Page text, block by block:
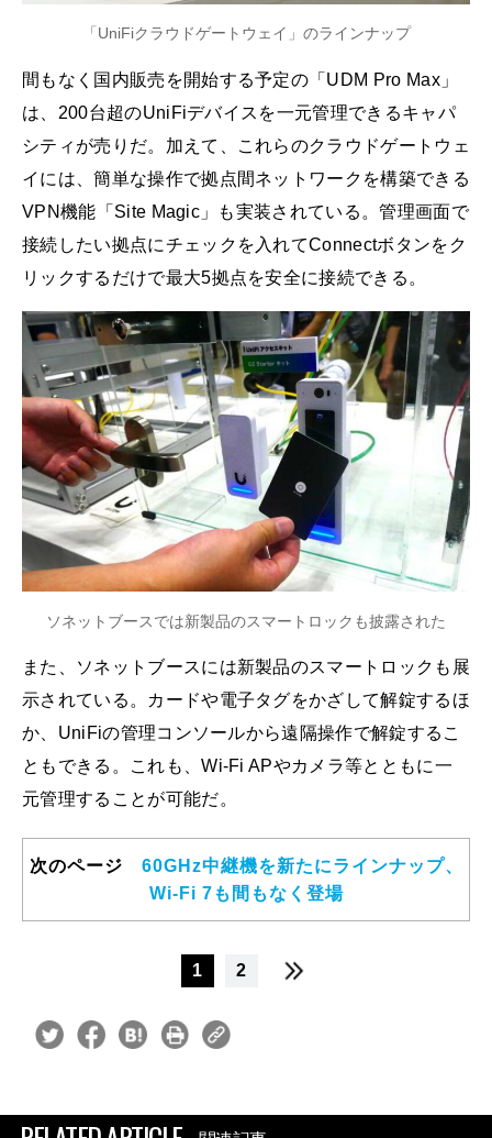
「UniFiクラウドゲートウェイ」のラインナップ
間もなく国内販売を開始する予定の「UDM Pro Max」
は、200台超のUniFiデバイスを一元管理できるキャパ
シティが売りだ。加えて、これらのクラウドゲートウェ
イには、簡単な操作で拠点間ネットワークを構築できる
VPN機能「Site Magic」も実装されている。管理画面で
接続したい拠点にチェックを入れてConnectボタンをク
リックするだけで最大5拠点を安全に接続できる。
ソネットブースでは新製品のスマートロックも披露された
また、ソネットブースには新製品のスマートロックも展
示されている。カードや電子タグをかざして解錠するほ
か、UniFiの管理コンソールから遠隔操作で解錠するこ
ともできる。これも、Wi-Fi APやカメラ等とともに一
元管理することが可能だ。
次のページ 60GHz中継機を新たにラインナップ、
Wi-Fi 7も間もなく登場
1 2